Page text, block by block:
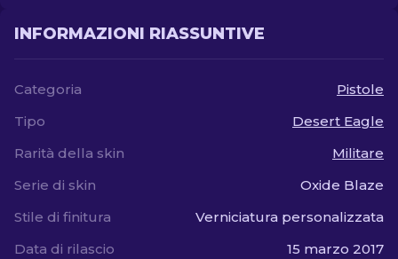
INFORMAZIONI RIASSUNTIVE
Categoria
Pistole
Tipo
Desert Eagle
Rarità della skin
Militare
Serie di skin
Oxide Blaze
Stile di finitura
Verniciatura personalizzata
Data di rilascio
15 marzo 2017